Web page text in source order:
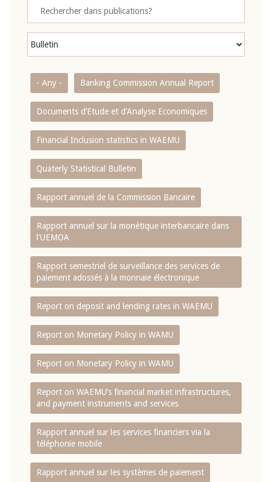
- Any - Banking Commission Annual Report
Documents d’Etude et d’Analyse Economiques
Financial Inclusion statistics in WAEMU
Quaterly Statistical Bulletin
Rapport annuel de la Commission Bancaire
Rapport annuel sur la monétique interbancaire dans
l'UEMOA
Rapport semestriel de surveillance des services de
paiement adossés à la monnaie électronique
Report on deposit and lending rates in WAEMU
Report on Monetary Policy in WAMU
Report on Monetary Policy in WAMU
Report on WAEMU’s financial market infrastructures,
and payment instruments and services
Rapport annuel sur les services financiers via la
téléphonie mobile
Rapport annuel sur les systèmes de paiement